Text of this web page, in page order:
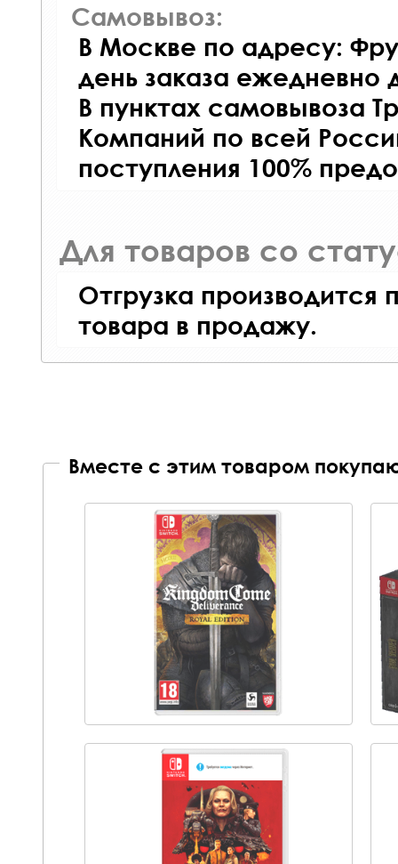
Самовывоз:
В Москве по адресу:
день заказа ежедневно
В пунктах самовывоза
Компаний по всей
поступления 100%
Для товаров со
Отгрузка производится
товара в продажу.
Вместе с этим товаром